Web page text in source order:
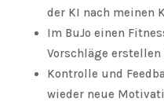
der KI nach meinen
Im BuJo einen
Vorschläge erstellen
Kontrolle und
wieder neue